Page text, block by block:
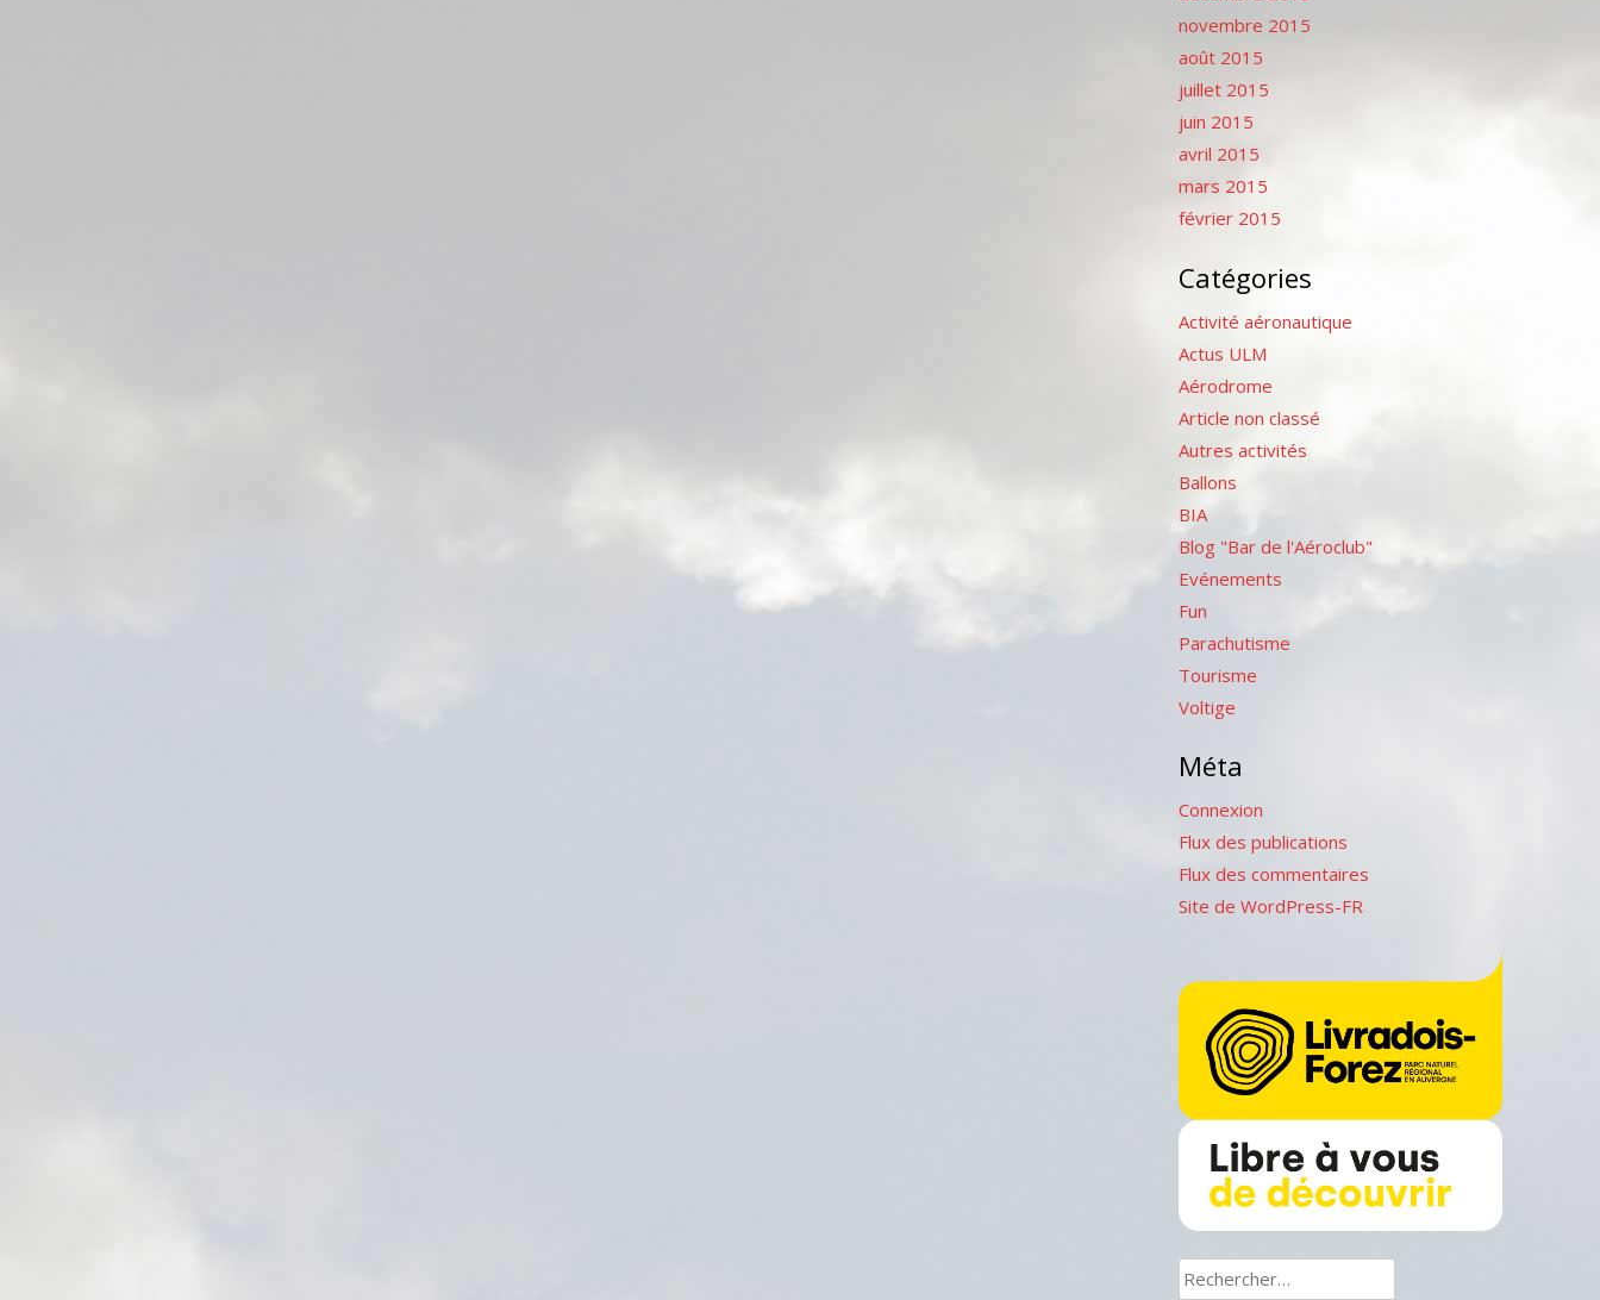
novembre 2015
août 2015
juillet 2015
juin 2015
avril 2015
mars 2015
février 2015
Catégories
Activité aéronautique
Actus ULM
Aérodrome
Article non classé
Autres activités
Ballons
BIA
Blog "Bar de l'Aéroclub"
Evénements
Fun
Parachutisme
Tourisme
Voltige
Méta
Connexion
Flux des publications
Flux des commentaires
Site de WordPress-FR
Rechercher :